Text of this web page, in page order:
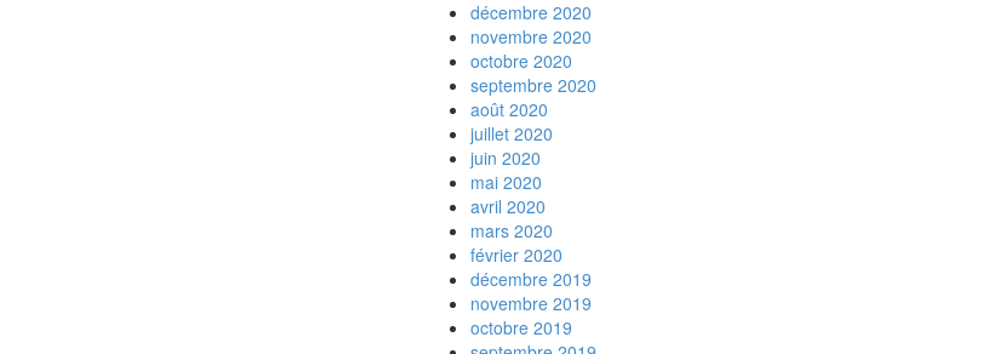
décembre 2020
novembre 2020
octobre 2020
septembre 2020
août 2020
juillet 2020
juin 2020
mai 2020
avril 2020
mars 2020
février 2020
décembre 2019
novembre 2019
octobre 2019